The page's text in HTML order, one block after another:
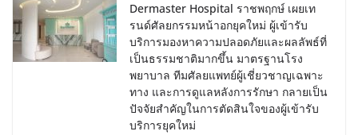
Dermaster Hospital ราชพฤกษ์ เผยเท
รนด์ศัลยกรรมหน้าอกยุคใหม่ ผู้เข้ารับ
บริการมองหาความปลอดภัยและผลลัพธ์ที่
เป็นธรรมชาติมากขึ้น มาตรฐานโรง
พยาบาล ทีมศัลยแพทย์ผู้เชี่ยวชาญเฉพาะ
ทาง และการดูแลหลังการรักษา กลายเป็น
ปัจจัยสำคัญในการตัดสินใจของผู้เข้ารับ
บริการยุคใหม่